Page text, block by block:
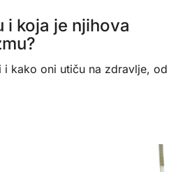
i koja je njihova
i kako oni utiču na zdravlje, od